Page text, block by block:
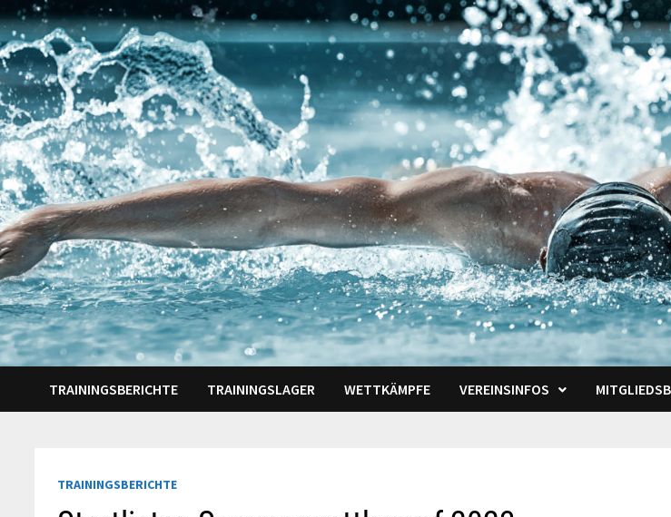
Zum
Inhalt
springen
TRAININGSBERICHTE TRAININGSLAGER WETTKÄMPFE VEREINSINFOS
TRAININGSBERICHTE